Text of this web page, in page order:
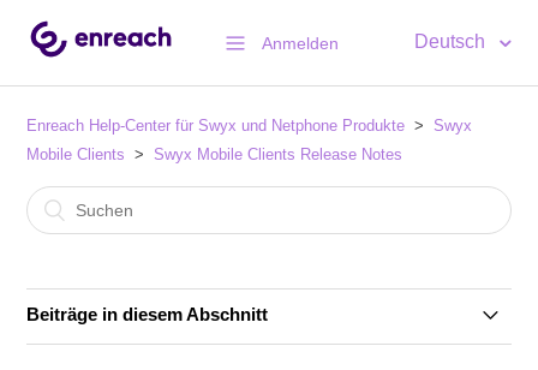
Anmelden Deutsch
Enreach Help-Center für Swyx und Netphone Produkte
Swyx
Mobile Clients
Swyx Mobile Clients Release Notes
Beiträge in diesem Abschnitt